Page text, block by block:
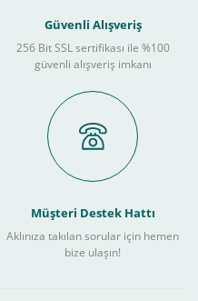
Güvenli Alışveriş
256 Bit SSL sertifikası ile %100
güvenli alışveriş imkanı
Müşteri Destek Hattı
Aklınıza takılan sorular için hemen
bize ulaşın!